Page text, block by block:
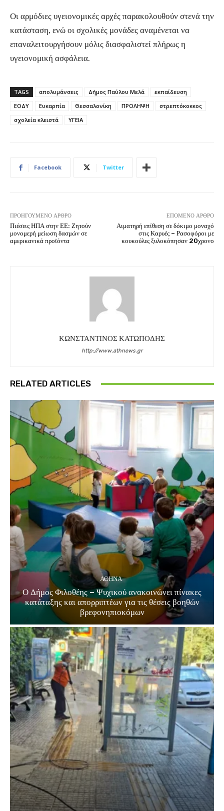
Οι αρμόδιες υγειονομικές αρχές παρακολουθούν στενά την
κατάσταση, ενώ οι σχολικές μονάδες αναμένεται να
επαναλειτουργήσουν μόλις διασφαλιστεί πλήρως η
υγειονομική ασφάλεια.
TAGS απολυμάνσεις Δήμος Παύλου Μελά
εκπαίδευση
ΕΟΔΥ
Ευκαρπία Θεσσαλονίκη ΠΡΟΛΗΨΗ
στρεπτόκοκκος
σχολεία κλειστά
ΥΓΕΙΑ
Facebook Twitter
ΠΡΟΗΓΟΎΜΕΝΟ ΆΡΘΡΟ
Πιέσεις ΗΠΑ στην ΕΕ: Ζητούν
μονομερή μείωση δασμών σε
αμερικανικά προϊόντα
ΕΠΌΜΕΝΟ ΆΡΘΡΟ
Αιματηρή επίθεση σε δόκιμο μοναχό
στις Καρυές – Ρασοφόροι με
κουκούλες ξυλοκόπησαν 20χρονο
ΚΩΝΣΤΑΝΤΙΝΟΣ ΚΑΤΩΠΟΔΗΣ
http://www.athnews.gr
RELATED ARTICLES
ΑΘΗΝΑ
Ο Δήμος Φιλοθέης – Ψυχικού ανακοινώνει πίνακες
κατάταξης και απορριπτέων για τις θέσεις βοηθών
βρεφονηπιοκόμων